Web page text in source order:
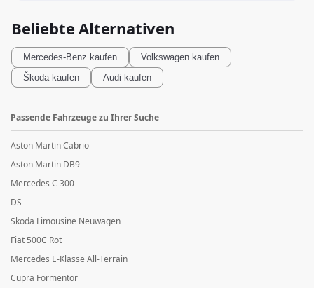
Beliebte Alternativen
Mercedes-Benz kaufen Volkswagen kaufen
Škodakaufen Audi kaufen
Passende Fahrzeuge zu Ihrer Suche
Aston Martin Cabrio
Aston Martin DB9
Mercedes C 300
DS
Skoda Limousine Neuwagen
Fiat 500C Rot
Mercedes E-Klasse All-Terrain
Cupra Formentor